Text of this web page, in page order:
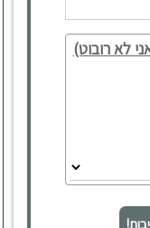
לא רובוט)